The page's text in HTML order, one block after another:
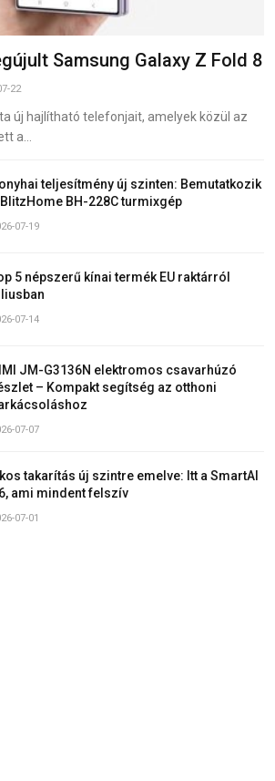
Samsung Galaxy Z Fold 8
22
új hajlítható telefonjait, amelyek közül az
a…
teljesítmény új szinten: Bemutatkozik
BH-228C turmixgép
07-19
5 népszerű kínai termék EU raktárról
07-14
JM-G3136N elektromos csavarhúzó
– Kompakt segítség az otthoni
07-07
takarítás új szintre emelve: Itt a SmartAI
ami mindent felszív
07-01